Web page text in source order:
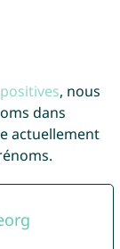
, nous
dans
actuellement